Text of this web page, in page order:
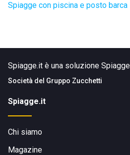
Spiagge con piscina e posto barca
Spiagge.it è una soluzione
Società del Gruppo Zucchetti
Spiagge.it
Chi siamo
Magazine